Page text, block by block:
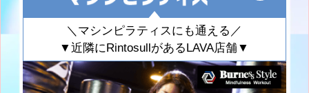
＼マシンピラティスにも通える／
▼近隣にRintosullがあるLAVA店舗▼